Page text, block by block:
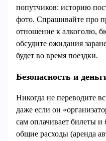
попутчиков: историю
фото. Спрашивайте про
отношение к алкоголю,
обсудите ожидания
будет во время поездки.
Безопасность и
Никогда не переводите
даже если он
сам оплачивает билеты и
общие расходы (аренда